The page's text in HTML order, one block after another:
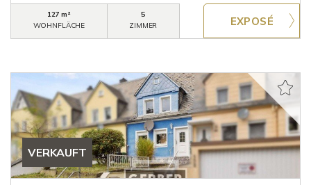
127 m²
WOHNFLÄCHE
5
ZIMMER
VERKAUFT